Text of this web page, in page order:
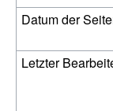
Datum der
Letzter